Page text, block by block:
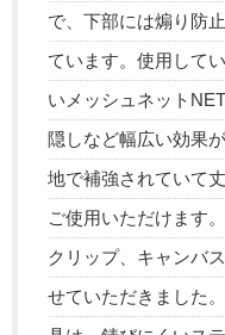
で、下部には煽り防
ています。使用して
いメッシュネット
隠しなど幅広い効果
地で補強されていて
ご使用いただけます
クリップ、キャンバ
せていただきました